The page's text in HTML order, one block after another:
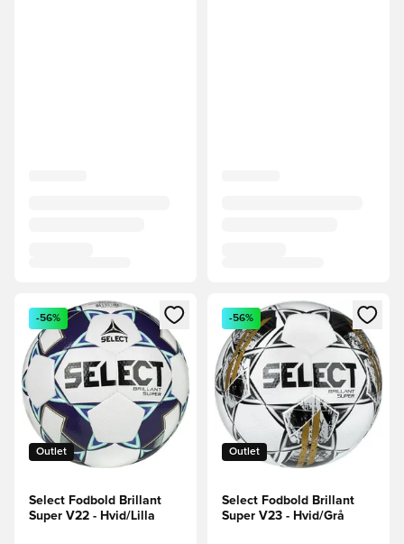
Åbner en Modal til at logge ind eller tilmelde dig som
Outlet
-56%
Select Fodbold Brillant
Super V22 - Hvid/Lilla
Åbner en Modal til at logge
Outlet
-56%
Select Fodbold Brillant
Super V23 - Hvid/Grå